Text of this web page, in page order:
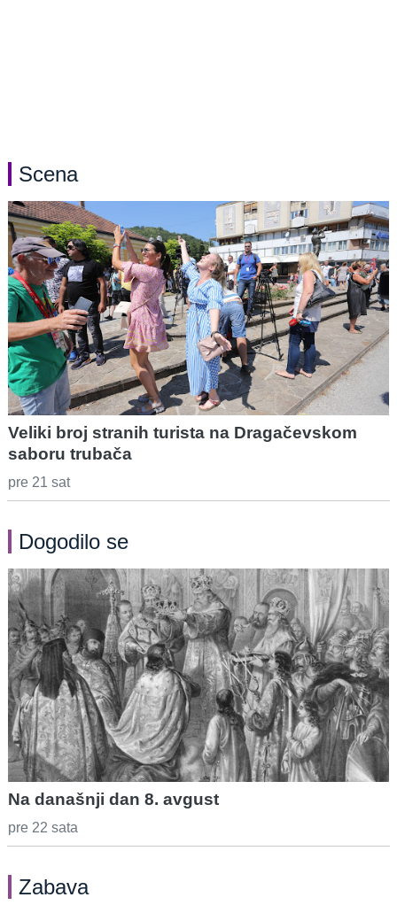
Scena
Veliki broj stranih turista na Dragačevskom
saboru trubača
pre 21 sat
Dogodilo se
Na današnji dan 8. avgust
pre 22 sata
Zabava